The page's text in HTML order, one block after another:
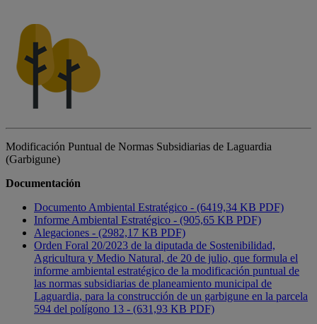
Modificación Puntual de Normas Subsidiarias de Laguardia
(Garbigune)
Documentación
Documento Ambiental Estratégico - (6419,34 KB PDF)
Informe Ambiental Estratégico - (905,65 KB PDF)
Alegaciones - (2982,17 KB PDF)
Orden Foral 20/2023 de la diputada de Sostenibilidad,
Agricultura y Medio Natural, de 20 de julio, que formula el
informe ambiental estratégico de la modificación puntual de
las normas subsidiarias de planeamiento municipal de
Laguardia, para la construcción de un garbigune en la parcela
594 del polígono 13 - (631,93 KB PDF)